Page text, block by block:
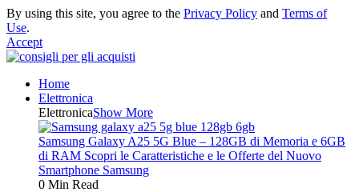
By using this site, you agree to the Privacy Policy and Terms of
Use.
Accept
Home
Elettronica
ElettronicaShow More
Samsung Galaxy A25 5G Blue – 128GB di Memoria e 6GB
di RAM Scopri le Caratteristiche e le Offerte del Nuovo
Smartphone Samsung
0 Min Read